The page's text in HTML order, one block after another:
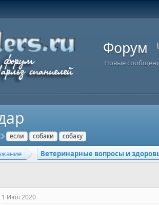
Форум
Новые
Т
е
г
и
если собаки собаку
Ветеринарные вопросы и
1 Июл 2020